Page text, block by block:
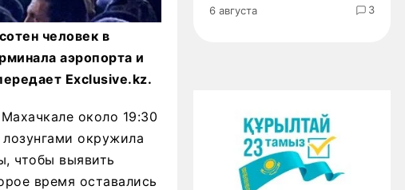
человек в
аэропорта и
Exclusive.kz.
около 19:30
окружила
чтобы выявить
время оставались
6 августа 3